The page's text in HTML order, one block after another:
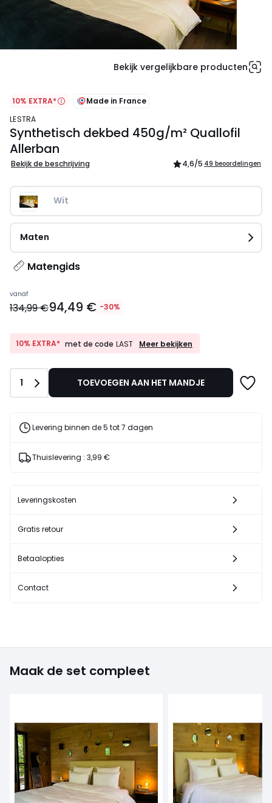
Bekijk vergelijkbare producten
10% EXTRA*
Made in France
LESTRA
Synthetisch dekbed 450g/m² Quallofil
Allerban
Bekijk de beschrijving 4,6/5 49 beoordelingen
Wit
Maten
Matengids
Prijs
vanaf
In
van
134,99
toegepast.
vanaf
134,99 €94,49 € -30%
10% EXTRA* met de code LAST
10%
code
LAST
Meer bekijken
Aantal
1 TOEVOEGEN AAN HET MANDJE
Levering binnen de 5 tot 7 dagen
Thuislevering : 3,99 €
Leveringskosten
Gratis retour
Betaalopties
Contact
Maak de set compleet